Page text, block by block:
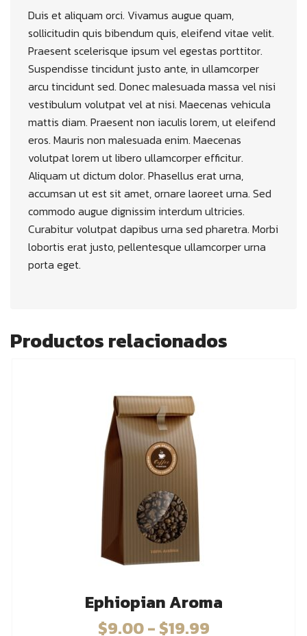
Duis et aliquam orci. Vivamus augue quam,
sollicitudin quis bibendum quis, eleifend vitae velit.
Praesent scelerisque ipsum vel egestas porttitor.
Suspendisse tincidunt justo ante, in ullamcorper
arcu tincidunt sed. Donec malesuada massa vel nisi
vestibulum volutpat vel at nisi. Maecenas vehicula
mattis diam. Praesent non iaculis lorem, ut eleifend
eros. Mauris non malesuada enim. Maecenas
volutpat lorem ut libero ullamcorper efficitur.
Aliquam ut dictum dolor. Phasellus erat urna,
accumsan ut est sit amet, ornare laoreet urna. Sed
commodo augue dignissim interdum ultricies.
Curabitur volutpat dapibus urna sed pharetra. Morbi
lobortis erat justo, pellentesque ullamcorper urna
porta eget.
Productos relacionados
Ephiopian Aroma
$9.00- $19.99